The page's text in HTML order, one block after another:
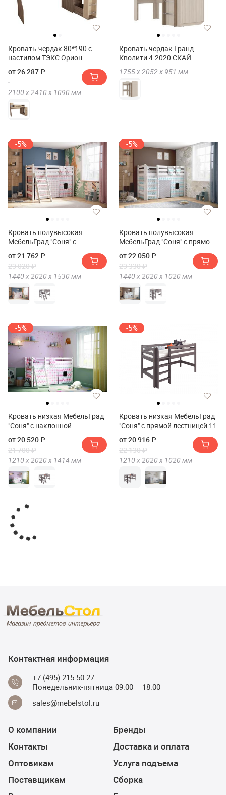
Кровать-чердак 80*190 с
настилом ТЭКС Орион
от 26 287 ₽
2100 х2410 х 1090 мм
Кровать чердак Гранд
Кволити 4-2020 СКАЙ
1755 х2052 х 951 мм
-5%
Кровать полувысокая
МебельГрад "Соня" с
от 21 762 ₽
23 020 ₽
1440 х2020 х 1530 мм
-5%
Кровать полувысокая
МебельГрад "Соня" с прямой
от 22 050 ₽
23 330 ₽
1440 х2020 х 1020 мм
-5%
Кровать низкая МебельГрад
"Соня" с наклонной
от 20 520 ₽
21 700 ₽
1210 х2020 х 1414 мм
-5%
Кровать низкая МебельГрад
"Соня" с прямой лестницей 11
от 20 916 ₽
22 130 ₽
1210 х2020 х 1020 мм
Контактная информация
+7 (495) 215-50-27
Понедельник-пятница 09:00 – 18:00
sales@mebelstol.ru
О компании
Контакты
Оптовикам
Поставщикам
Бренды
Доставка и оплата
Услуга подъема
Сборка